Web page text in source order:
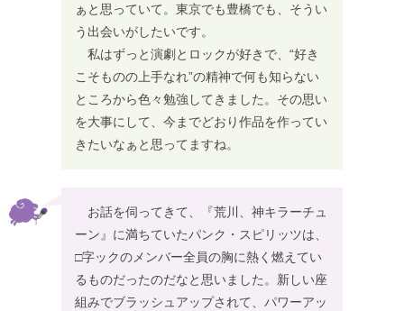
ぁと思っていて。東京でも豊橋でも、そうい
う出会いがしたいです。
私はずっと演劇とロックが好きで、“好き
こそものの上手なれ”の精神で何も知らない
ところから色々勉強してきました。その思い
を大事にして、今までどおり作品を作ってい
きたいなぁと思ってますね。
お話を伺ってきて、『荒川、神キラーチュ
ーン』に満ちていたパンク・スピリッツは、
□字ックのメンバー全員の胸に熱く燃えてい
るものだったのだなと思いました。新しい座
組みでブラッシュアップされて、パワーアッ